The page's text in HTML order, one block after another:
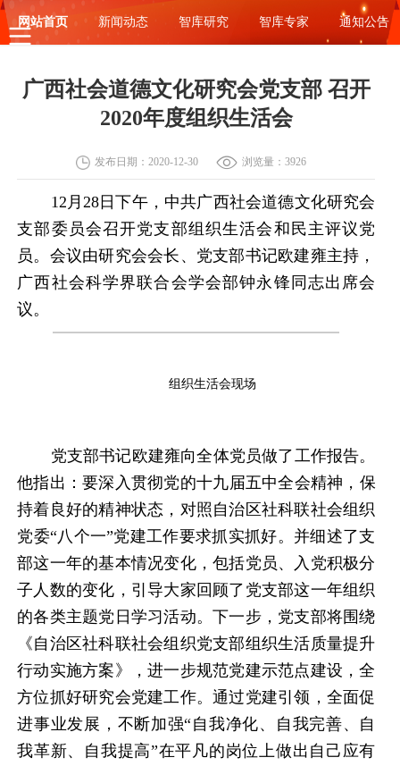
网站首页 新闻动态 智库研究 智库专家 通知公告
广西社会道德文化研究会党支部 召开
2020年度组织生活会
发布日期：2020-12-30 浏览量：3926
12 月 28日下午， 中共广西社会道德文化研究会
支部委员会召开党支部组织生活会和民主评议党
员。会议由研究会会长、党支部书记欧建雍主持，
广西社会科学界联合会学会部钟永锋同志出席会
议。
组织生活会现场
党支部书记欧建雍向全体党员做了工作报告。
他指出：要深入贯彻党的十九届五中全会精神 ， 保
持着良好的精神状态， 对照自治区社科联社会组织
党委“八个一”党建工作要求抓实抓好。并细述了支
部这一年的基本情况变化，包括党员、入党积极分
子人数的变化 ， 引导大家回顾了党支部这一年组织
的各类主题党日学习活动。下一步，党支部将围绕
《自治区社科联社会组织党支部组织生活质量提升
行动实施方案》，进一步规范党建示范点建设，全
方位抓好研究会党建工作。通过党建引领，全面促
进事业发展，不断加强“自我净化、自我完善、自
我革新、自我提高”在平凡的岗位上做出自己应有